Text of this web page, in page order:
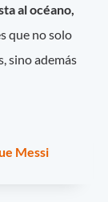
al océano,
que no solo
sino además
Messi